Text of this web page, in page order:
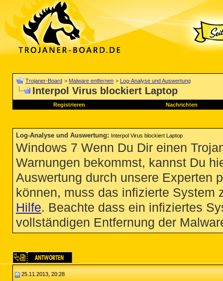
Trojaner-Board > Malware entfernen > Log-Analyse und Auswertung
Interpol Virus blockiert Laptop
Registrieren Nachrichten
Log-Analyse und Auswertung: Interpol Virus blockiert Laptop
Windows 7 Wenn Du Dir einen
Warnungen bekommst, kannst Du
Auswertung durch unsere Experten
können, muss das infizierte System
Hilfe. Beachte dass ein infiziertes
vollständigen Entfernung der
25.11.2013, 20:28